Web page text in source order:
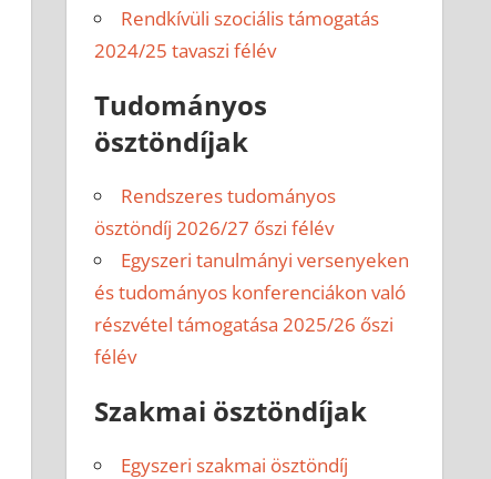
Rendkívüli szociális támogatás
2024/25 tavaszi félév
Tudományos
ösztöndíjak
Rendszeres tudományos
ösztöndíj 2026/27 őszi félév
Egyszeri tanulmányi versenyeken
és tudományos konferenciákon való
részvétel támogatása 2025/26 őszi
félév
Szakmai ösztöndíjak
Egyszeri szakmai ösztöndíj